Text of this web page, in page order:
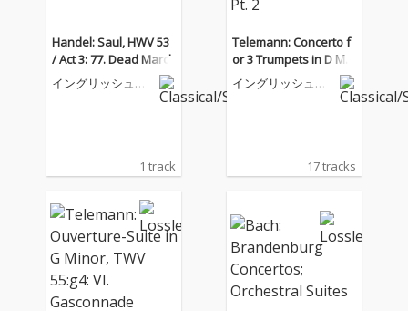
Handel: Saul, HWV 53
/ Act 3: 77. Dead March
イングリッシュ・
1 track
Telemann: Concerto f
or 3 Trumpets in D Maj
or; Tafelmusik, Pt. 2
イングリッシュ・
17 tracks